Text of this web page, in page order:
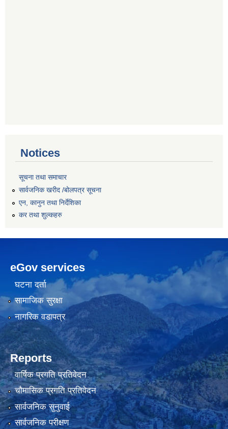
Notices
सूचना तथा समाचार
सार्वजनिक खरीद /बोलपत्र सूचना
एन, कानुन तथा निर्देशिका
कर तथा शुल्कहरु
eGov services
घटना दर्ता
सामाजिक सुरक्षा
नागरिक वडापत्र
Reports
वार्षिक प्रगति प्रतिवेदन
चौमासिक प्रगति प्रतिवेदन
सार्वजनिक सुनुवाई
सार्वजनिक परीक्षण